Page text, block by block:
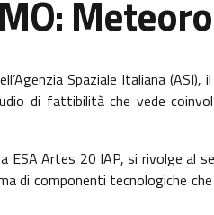
Spaziale Italiana
di fattibilità che vede
ESA Artes 20 IAP, si rivolge
di componenti tecnologiche